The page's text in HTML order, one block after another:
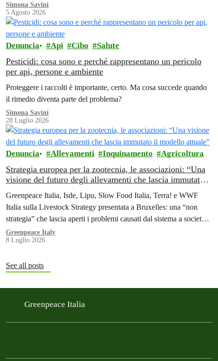
Simona Savini
5 Agosto 2026
Denuncia Api Cibo Salute
Pesticidi: cosa sono e perché rappresentano un pericolo
per api, persone e ambiente
Proteggere i raccolti è importante, certo. Ma cosa succede quando
il rimedio diventa parte del problema?
Simona Savini
28 Luglio 2026
Denuncia Allevamenti Inquinamento Agricoltura
Strategia europea per la zootecnia, le associazioni: “Una
visione del futuro degli allevamenti che lascia immutato il
Greenpeace Italia, Isde, Lipu, Slow Food Italia, Terra! e WWF
Italia sulla Livestock Strategy presentata a Bruxelles: una “non
strategia” che lascia aperti i problemi causati dal sistema a società,
ambiente e salute.
Greenpeace Italy
8 Luglio 2026
See all posts
Greenpeace Italia